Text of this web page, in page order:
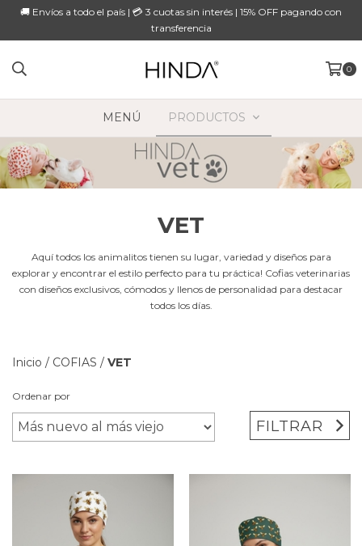
🚚 Envíos a todo el país | 💳 3 cuotas sin interés | 15% OFF pagando con
transferencia
0
MENÚ PRODUCTOS
VET
Aquí todos los animalitos tienen su lugar, variedad y diseños para
explorar y encontrar el estilo perfecto para tu práctica! Cofias veterinarias
con diseños exclusivos, cómodos y llenos de personalidad para destacar
todos los días.
Inicio / COFIAS / VET
Ordenar por
FILTRAR